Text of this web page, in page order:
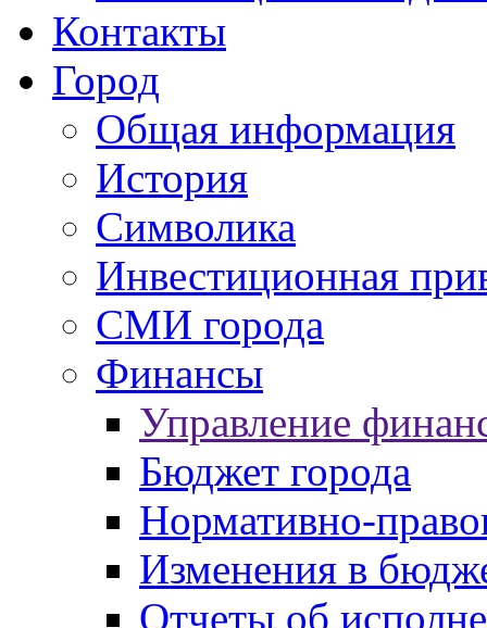
Контакты
Город
Общая информация
История
Символика
Инвестиционная
СМИ города
Финансы
Управление
Бюджет города
Нормативно-
Изменения в
Отчеты об